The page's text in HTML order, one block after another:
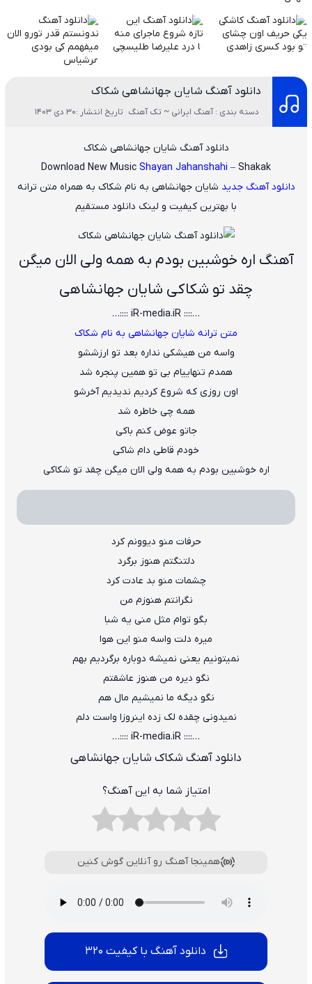
دانلود آهنگ شایان جهانشاهی شکاک
دسته بندی : آهنگ ایرانی ~ تک آهنگ تاریخ انتشار :30 دی 1403
دانلود آهنگ شایان جهانشاهی شکاک
Download New Music Shayan Jahanshahi – Shakak
دانلود آهنگ جدید شایان جهانشاهی به نام شکاک به همراه متن ترانه
با بهترین کیفیت و لینک دانلود مستقیم
آهنگ اره ﺧﻮﺷﺒﻴﻦ ﺑﻮدم ﺑﻪ ﻫﻤﻪ وﻟﻰ اﻟﺎن ﻣﻴﮕﻦ
ﭼﻘﺪ ﺗﻮ ﺷﻜﺎﻛﻰ شایان جهانشاهی
…:::: iR-media.iR ::::…
متن ترانه شایان جهانشاهی به نام شکاک
واﺳﻪ ﻣﻦ ﻫﻴﺸﻜﻰ ﻧﺪاره ﺑﻌﺪ ﺗﻮ ارزﺷﺸﻮ
ﻫﻤﺪم ﺗﻨﻬﺎﻳﻴﺎم ﺑﻰ ﺗﻮ ﻫﻤﻴﻦ ﭘﻨﺠﺮه ﺷﺪ
اون روزی ﻛﻪ ﺷﺮوع ﻛﺮدﻳﻢ ﻧﺪﻳﺪﻳﻢ آﺧﺮﺷﻮ
ﻫﻤﻪ ﭼﻰ ﺧﺎﻃﺮه ﺷﺪ
ﺟﺎﺗﻮ ﻋﻮض ﻛﻨﻢ ﺑﺎﻛﻰ
ﺧﻮدم ﻗﺎﻃﻰ دام ﺷﺎﻛﻰ
اره ﺧﻮﺷﺒﻴﻦ ﺑﻮدم ﺑﻪ ﻫﻤﻪ وﻟﻰ اﻟﺎن ﻣﻴﮕﻦ ﭼﻘﺪ ﺗﻮ ﺷﻜﺎﻛﻰ
ﺣﺮﻓﺎت ﻣﻨﻮ دﻳﻮوﻧﻢ ﻛﺮد
دﻟﺘﻨﮕﺘﻢ ﻫﻨﻮز ﺑﺮﮔﺮد
ﭼﺸﻤﺎت ﻣﻨﻮ ﺑﺪ ﻋﺎدت ﻛﺮد
ﻧﮕﺮاﻧﺘﻢ ﻫﻨﻮزم ﻣﻦ
ﺑﮕﻮ ﺗﻮام ﻣﺜﻞ ﻣﻨﻰ ﻳﻪ ﺷﺒﺎ
ﻣﻴﺮه دﻟﺖ واﺳﻪ ﻣﻨﻮ اﻳﻦ ﻫﻮا
ﻧﻤﻴﺘﻮﻧﻴﻢ ﻳﻌﻨﻰ ﻧﻤﻴﺸﻪ دوﺑﺎره ﺑﺮﮔﺮدﻳﻢ ﺑﻬﻢ
ﻧﮕﻮ دﻳﺮه ﻣﻦ ﻫﻨﻮز ﻋﺎﺷﻘﺘﻢ
ﻧﮕﻮ دﻳﮕﻪ ﻣﺎ ﻧﻤﻴﺸﻴﻢ ﻣﺎل ﻫﻢ
ﻧﻤﻴﺪوﻧﻰ ﭼﻘﺪه ﻟﮏ زده اﻳﻨﺮوزا واﺳﺖ دﻟﻢ
…:::: iR-media.iR ::::…
دانلود آهنگ شکاک شایان جهانشاهی
امتیاز شما به این آهنگ؟
همینجا آهنگ رو آنلاین گوش کنین
دانلود آهنگ با کیفیت 320